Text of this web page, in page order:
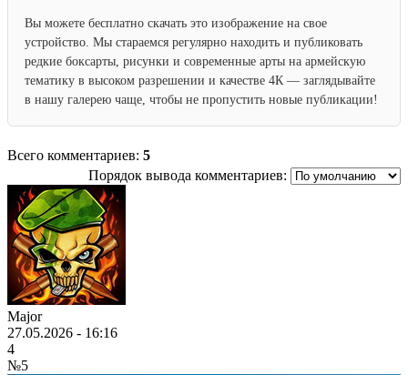
Вы можете бесплатно скачать это изображение на свое
устройство. Мы стараемся регулярно находить и публиковать
редкие боксарты, рисунки и современные арты на армейскую
тематику в высоком разрешении и качестве 4К — заглядывайте
в нашу галерею чаще, чтобы не пропустить новые публикации!
Всего комментариев: 5
Порядок вывода комментариев:
Major
27.05.2026 - 16:16
4
№5